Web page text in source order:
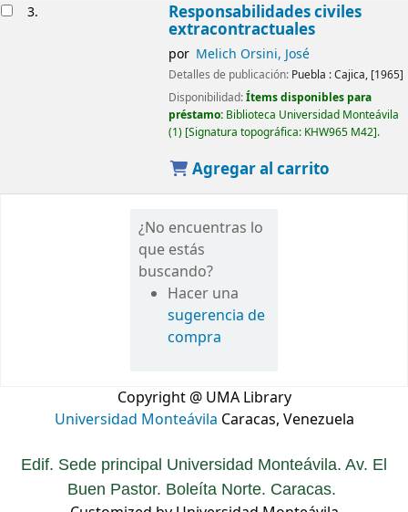
3. Responsabilidades civiles
extracontractuales
por Melich Orsini, José
Detalles de publicación: Puebla :Cajica, [1965]
Disponibilidad:Ítems disponibles para
préstamo: Biblioteca Universidad Monteávila
(1) Signatura topográfica: KHW965 M42 .
Agregar al carrito
¿No encuentras lo
que estás
buscando?
Hacer una
sugerencia de
compra
Copyright @ UMA Library
Universidad Monteávila Caracas, Venezuela
Edif. Sede principal Universidad Monteávila. Av. El
Buen Pastor. Boleíta Norte. Caracas.